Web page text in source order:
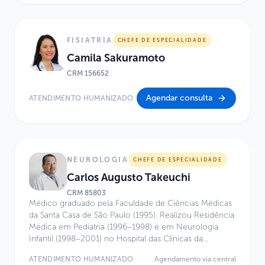
FISIATRIA CHEFE DE ESPECIALIDADE
Camila Sakuramoto
CRM 156652
ATENDIMENTO HUMANIZADO Agendar consulta
NEUROLOGIA CHEFE DE ESPECIALIDADE
Carlos Augusto Takeuchi
CRM 85803
Médico graduado pela Faculdade de Ciências Médicas
da Santa Casa de São Paulo (1995). Realizou Residência
Médica em Pediatria (1996–1998) e em Neurologia
Infantil (1998–2001) no Hospital das Clínicas da
(FMUSP). Possui Título de Especialista em Pediatria pela
ATENDIMENTO HUMANIZADO Agendamento via central